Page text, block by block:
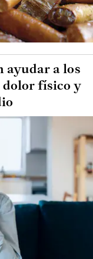
ayudar a los
dolor físico y